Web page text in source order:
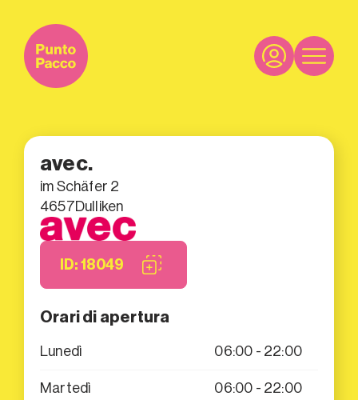
avec.
im Schäfer 2
4657Dulliken
ID: 18049
Orari di apertura
Lunedì 06:00 - 22:00
Martedì 06:00 - 22:00